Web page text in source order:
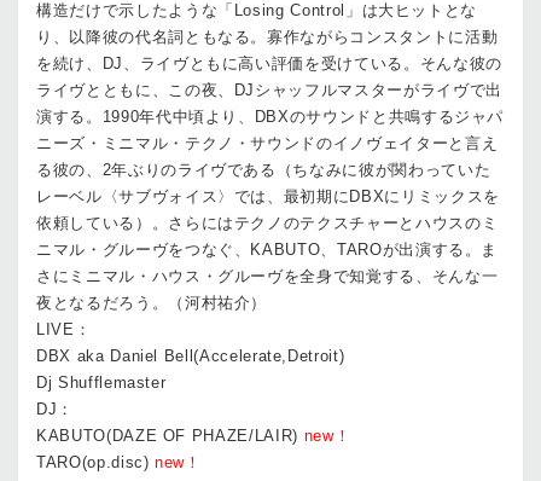
構造だけで示したような「Losing Control」は大ヒットとな
り、以降彼の代名詞ともなる。寡作ながらコンスタントに活動
を続け、DJ、ライヴともに高い評価を受けている。そんな彼の
ライヴとともに、この夜、DJシャッフルマスターがライヴで出
演する。1990年代中頃より、DBXのサウンドと共鳴するジャパ
ニーズ・ミニマル・テクノ・サウンドのイノヴェイターと言え
る彼の、2年ぶりのライヴである（ちなみに彼が関わっていた
レーベル〈サブヴォイス〉では、最初期にDBXにリミックスを
依頼している）。さらにはテクノのテクスチャーとハウスのミ
ニマル・グルーヴをつなぐ、KABUTO、TAROが出演する。ま
さにミニマル・ハウス・グルーヴを全身で知覚する、そんな一
夜となるだろう。（河村祐介）
LIVE：
DBX aka Daniel Bell(Accelerate,Detroit)
Dj Shufflemaster
DJ：
KABUTO(DAZE OF PHAZE/LAIR) new！
TARO(op.disc) new！